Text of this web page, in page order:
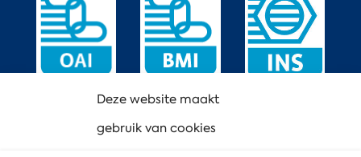
Deze website maakt
gebruik van cookies